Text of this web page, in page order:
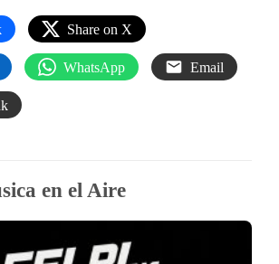
Share on X
WhatsApp Email
en el Aire